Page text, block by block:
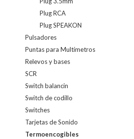
Plug RCA
Plug SPEAKON
Pulsadores
Puntas para Multímetros
Relevos y bases
SCR
Switch balancin
Switch de codillo
Switches
Tarjetas de Sonido
Termoencogibles